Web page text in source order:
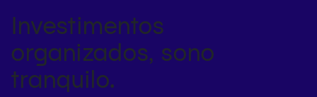
Investimentos
organizados, sono
tranquilo.